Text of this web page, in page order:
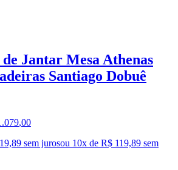
Jantar Mesa Athenas
Santiago Dobuê
,00
sem jurosou 10x de R$ 119,89 sem